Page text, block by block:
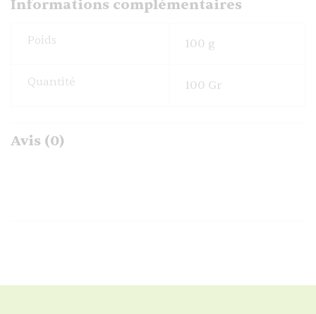
Informations complémentaires
Poids 100 g
Quantité 100 Gr
Avis (0)